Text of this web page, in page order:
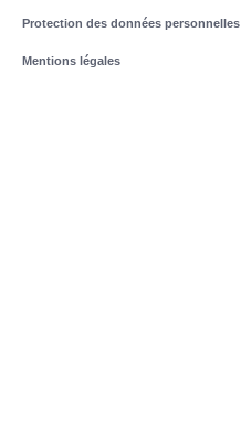
Protection des données personnelles
Mentions légales